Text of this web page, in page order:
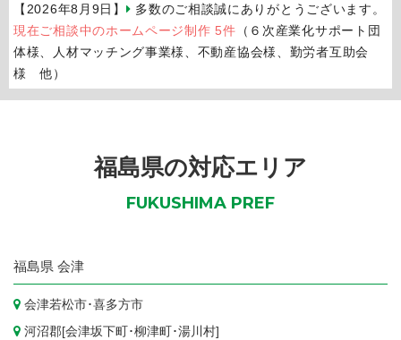
【2026年8月9日】
多数のご相談誠にありがとうございます。
現在ご相談中のホームページ制作 5件 （６次産業化サポート団
体様、人材マッチング事業様、不動産協会様、勤労者互助会
様 他）
福島県の対応エリア
FUKUSHIMA PREF
福島県 会津
会津若松市･喜多方市
河沼郡[会津坂下町 ･柳津町 ･湯川村]